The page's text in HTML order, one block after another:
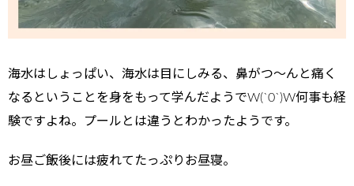
海水はしょっぱい、海水は目にしみる、鼻がつ〜んと痛く
なるということを身をもって学んだようでW(`0`)W何事も経
験ですよね。プールとは違うとわかったようです。
お昼ご飯後には疲れてたっぷりお昼寝。